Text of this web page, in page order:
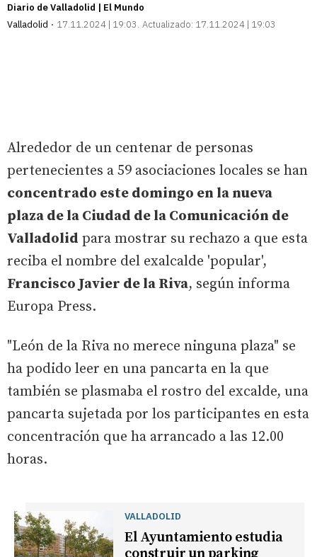
Diario de Valladolid | El Mundo
Valladolid
17.11.2024 | 19:03 Actualizado: 17.11.2024 | 19:03
Alrededor de un centenar de personas
pertenecientes a 59 asociaciones locales se han
concentrado este domingo en la nueva
plaza de la Ciudad de la Comunicación de
Valladolid para mostrar su rechazo a que esta
reciba el nombre del exalcalde 'popular',
Francisco Javier de la Riva, según informa
Europa Press.
"León de la Riva no merece ninguna plaza" se
ha podido leer en una pancarta en la que
también se plasmaba el rostro del excalde, una
pancarta sujetada por los participantes en esta
concentración que ha arrancado a las 12.00
horas.
VALLADOLID
El Ayuntamiento estudia